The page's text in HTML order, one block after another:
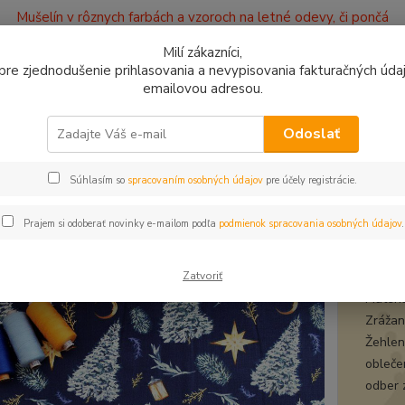
Mušelín v rôznych farbách a vzoroch na letné odevy, či pončá
Bavlnené látky Bavlna Vianočné stromčeky séria biele na modrej
Vianočné stromčeky séria
odber
Milí zákazníci,
zjednodušenie prihlasovania a nevypisovania fakturačných
emailovou adresou.
Odoslať
Súhlasím so spracovaním osobných údajov pre účely registrácie.
Prajem si odoberať novinky e-mailom podľa podmienok spracovania osobných údajov.
Zatvoriť